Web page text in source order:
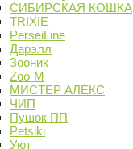
СИБИРСКАЯ КОШКА
TRIXIE
PerseiLine
Дарэлл
Зооник
Zoo-M
МИСТЕР АЛЕКС
ЧИП
Пушок ПП
Petsiki
Уют